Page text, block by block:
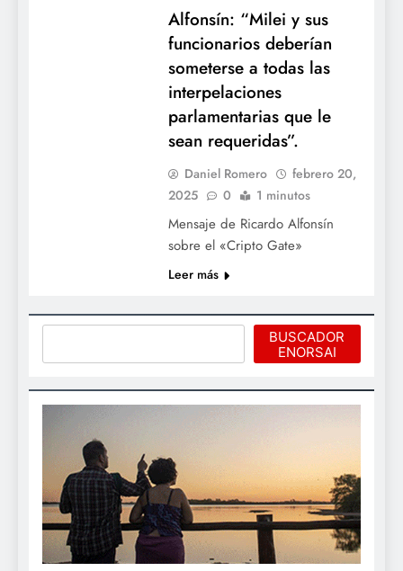
Alfonsín: “Milei y sus
funcionarios deberían
someterse a todas las
interpelaciones
parlamentarias que le
sean requeridas”.
Daniel Romero
febrero 20,
2025
0 1 minutos
Mensaje de Ricardo Alfonsín
sobre el «Cripto Gate»
Leer más
BUSCADOR
ENORSAI